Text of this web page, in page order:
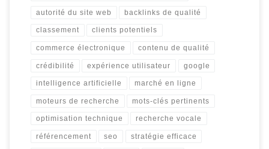
autorité du site web backlinks de qualité
classement clients potentiels
commerce électronique contenu de qualité
crédibilité expérience utilisateur google
intelligence artificielle marché en ligne
moteurs de recherche mots-clés pertinents
optimisation technique recherche vocale
référencement seo stratégie efficace